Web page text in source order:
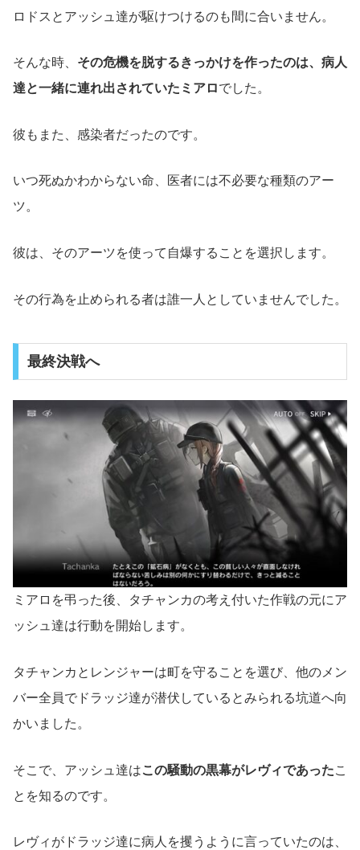
ロドスとアッシュ達が駆けつけるのも間に合いません。
そんな時、 その危機を脱するきっかけを作ったのは、病人
達と一緒に連れ出されていたミアロでした。
彼もまた、感染者だったのです。
いつ死ぬかわからない命、医者には不必要な種類のアー
ツ。
彼は、そのアーツを使って自爆することを選択します。
その行為を止められる者は誰一人としていませんでした。
最終決戦へ
ミアロを弔った後、タチャンカの考え付いた作戦の元にア
ッシュ達は行動を開始します。
タチャンカとレンジャーは町を守ることを選び、他のメン
バー全員でドラッジ達が潜伏しているとみられる坑道へ向
かいました。
そこで、アッシュ達はこの騒動の黒幕がレヴィであったこ
とを知るのです。
レヴィがドラッジ達に病人を攫うように言っていたのは、